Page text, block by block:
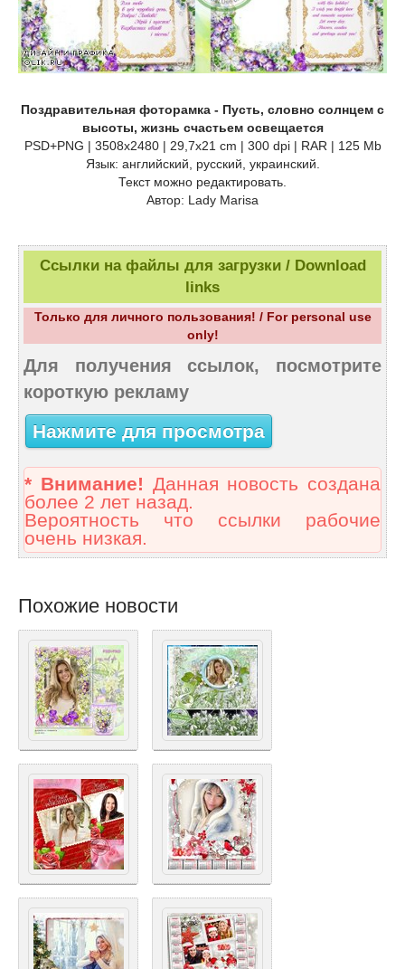
Поздравительная фоторамка - Пусть, словно солнцем с
высоты, жизнь счастьем освещается
PSD+PNG | 3508х2480 | 29,7х21 cm | 300 dpi | RAR | 125 Mb
Язык: английский, русский, украинский.
Текст можно редактировать.
Автор: Lady Marisa
Ссылки на файлы для загрузки / Download
links
Только для личного пользования! / For personal use
only!
Для получения ссылок, посмотрите
короткую рекламу
Нажмите для просмотра
* Внимание! Данная новость создана
более 2 лет назад.
Вероятность что ссылки рабочие
очень низкая.
Похожие новости